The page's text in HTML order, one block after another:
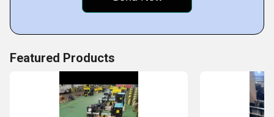
Featured Products